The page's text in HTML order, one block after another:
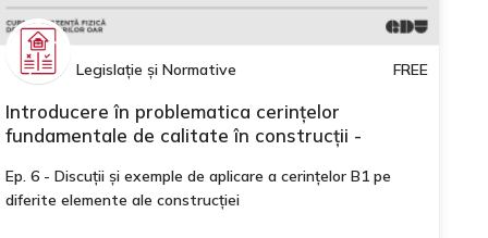
Legislație și Normative FREE
Introducere în problematica cerințelor
fundamentale de calitate în construcții -
Ep. 6 - Discuții și exemple de aplicare a cerințelor B1 pe
diferite elemente ale construcției